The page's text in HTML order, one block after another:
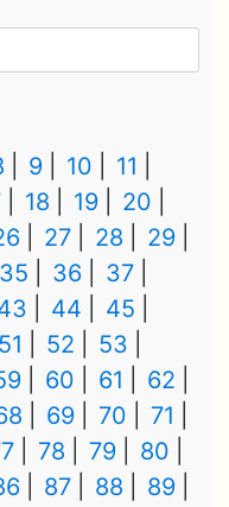
9 10
11
18 19
20
27 28
29
35 36
37
44
45
51 52
53
60 61
62
69 70
71
78 79
80
87 88
89